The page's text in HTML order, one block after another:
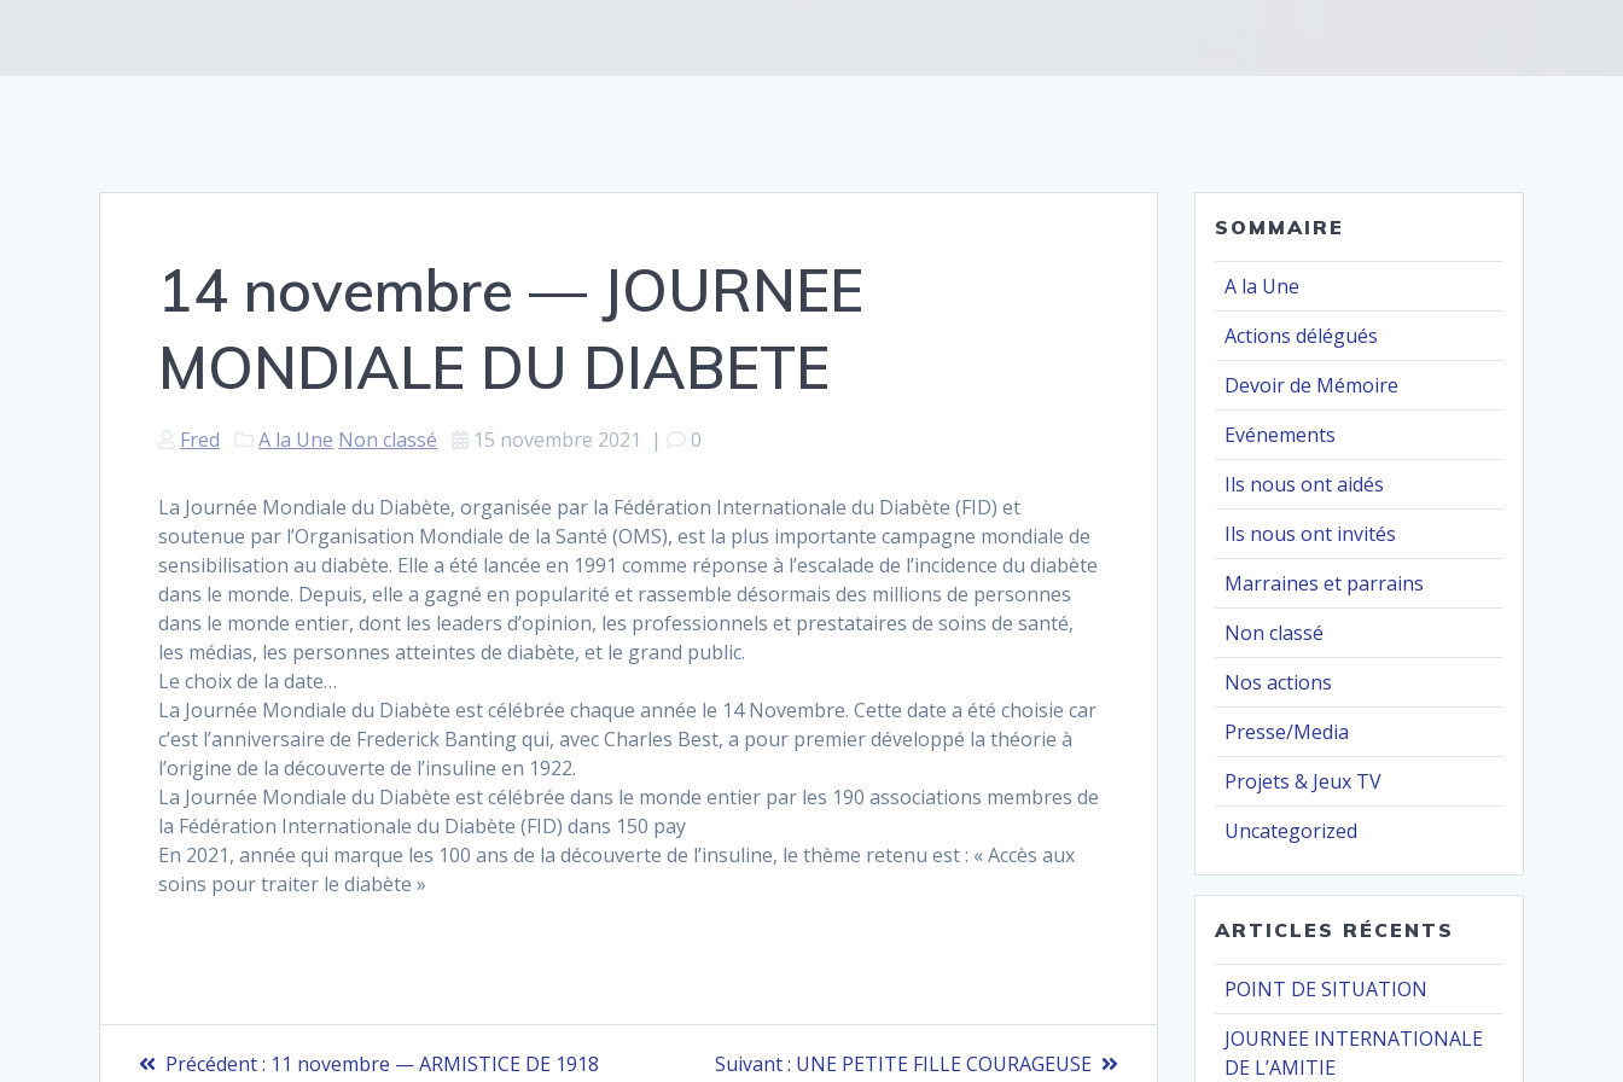
14 novembre — JOURNEE
MONDIALE DU DIABETE
Fred A la Une Non classé 15 novembre 2021 | 0
La Journée Mondiale du Diabète, organisée par la Fédération Internationale du Diabète (FID) et
soutenue par l’Organisation Mondiale de la Santé (OMS), est la plus importante campagne mondiale de
sensibilisation au diabète. Elle a été lancée en 1991 comme réponse à l’escalade de l’incidence du diabète
dans le monde. Depuis, elle a gagné en popularité et rassemble désormais des millions de personnes
dans le monde entier, dont les leaders d’opinion, les professionnels et prestataires de soins de santé,
les médias, les personnes atteintes de diabète, et le grand public.
Le choix de la date…
La Journée Mondiale du Diabète est célébrée chaque année le 14 Novembre. Cette date a été choisie car
c’est l’anniversaire de Frederick Banting qui, avec Charles Best, a pour premier développé la théorie à
l’origine de la découverte de l’insuline en 1922.
La Journée Mondiale du Diabète est célébrée dans le monde entier par les 190 associations membres de
la Fédération Internationale du Diabète (FID) dans 150 pay
En 2021, année qui marque les 100 ans de la découverte de l’insuline, le thème retenu est : « Accès aux
soins pour traiter le diabète »
Navigation
Précédent : Article
11 novembre — ARMISTICE DE 1918 Suivant : Article
UNE PETITE FILLE COURAGEUSE
SOMMAIRE
A la Une
Actions délégués
Devoir de Mémoire
Evénements
Ils nous ont aidés
Ils nous ont invités
Marraines et parrains
Non classé
Nos actions
Presse/Media
Projets & Jeux TV
Uncategorized
ARTICLES RÉCENTS
POINT DE SITUATION
JOURNEE INTERNATIONALE
DE L’AMITIE